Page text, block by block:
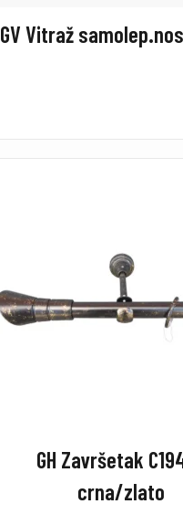
GV Vitraž
GH Završetak
crna/zlato